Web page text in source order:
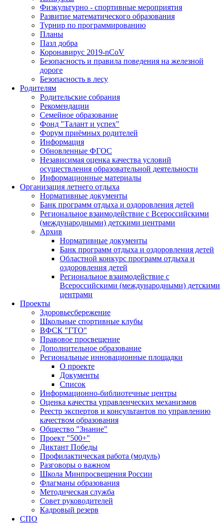
Физкультурно - спортивные мероприятия
Развитие математического образования
Турнир по программированию
Планы
Пазл добра
Коронавирус 2019-nCoV
Безопасность и правила поведения на железной
дороге
Безопасность в лесу
Родителям
Родительские собрания
Рекомендации
Семейное образование
Фонд "Талант и успех"
Форум приёмных родителей
Информация
Обновленные ФГОС
Независимая оценка качества условий
осуществления образовательной деятельности
Информационные материалы
Организация летнего отдыха
Нормативные документы
Банк программ отдыха и оздоровления детей
Региональное взаимодействие с Всероссийскими
(международными) детскими центрами
Архив
Нормативные документы
Банк программ отдыха и оздоровления детей
Областной конкурс программ отдыха и
оздоровления детей
Региональное взаимодействие с
Всероссийскими (международными) детскими
центрами
Проекты
Здоровьесбережение
Школьные спортивные клубы
ВФСК "ГТО"
Правовое просвещение
Дополнительное образование
Региональные инновационные площадки
О проекте
Документы
Список
Информационно-библиотечные центры
Оценка качества управленческих механизмов
Реестр экспертов и консультантов по управлению
качеством образования
Общество "Знание"
Проект "500+"
Диктант Победы
Профилактическая работа (модуль)
Разговоры о важном
Школа Минпросвещения России
Флагманы образования
Методическая служба
Совет руководителей
Кадровый резерв
СПО